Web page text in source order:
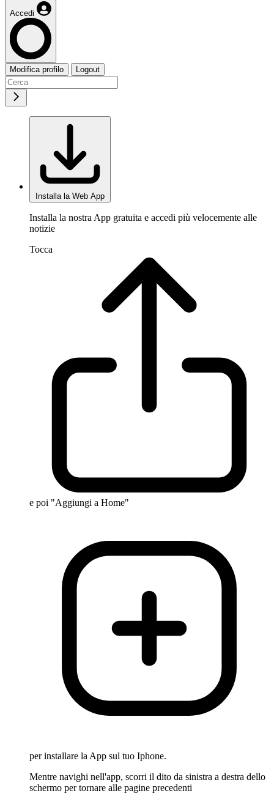
Accedi
Modifica profilo Logout
Installa la Web App
Installa la nostra App gratuita e accedi più velocemente alle
notizie
Tocca
e poi "Aggiungi a Home"
per installare la App sul tuo Iphone.
Mentre navighi nell'app, scorri il dito da sinistra a destra dello
schermo per tornare alle pagine precedenti